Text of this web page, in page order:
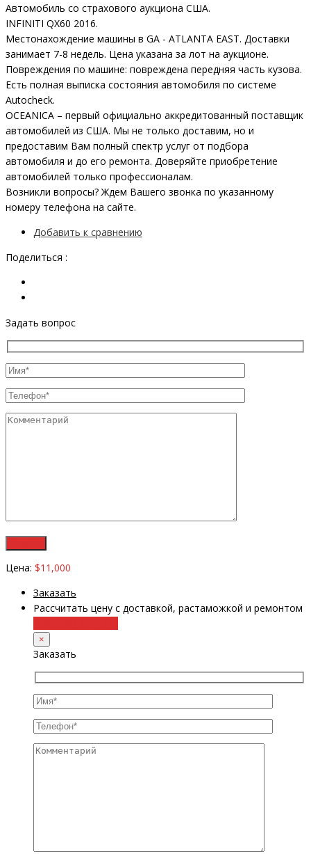
Автомобиль со страхового аукциона США.
INFINITI QX60 2016.
Местонахождение машины в GA - ATLANTA EAST. Доставки
занимает 7-8 недель. Цена указана за лот на аукционе.
Повреждения по машине: повреждена передняя часть кузова.
Есть полная выписка состояния автомобиля по системе
Autocheck.
OCEANICA – первый официально аккредитованный поставщик
автомобилей из США. Мы не только доставим, но и
предоставим Вам полный спектр услуг от подбора
автомобиля и до его ремонта. Доверяйте приобретение
автомобилей только профессионалам.
Возникли вопросы? Ждем Вашего звонка по указанному
номеру телефона на сайте.
Добавить к сравнению
Поделиться :
Задать вопрос
Цена: $11,000
Заказать
Рассчитать цену с доставкой, растаможкой и ремонтом
×
Заказать